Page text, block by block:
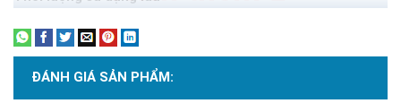
ĐÁNH GIÁ SẢN PHẨM: